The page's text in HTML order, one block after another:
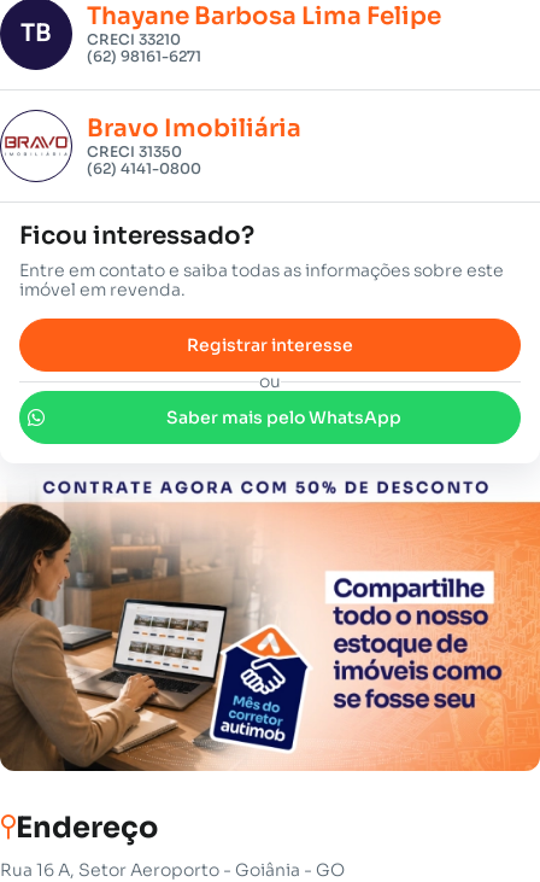
TB
Thayane Barbosa Lima Felipe
CRECI 33210
(62) 98161-6271
Bravo Imobiliária
CRECI 31350
(62) 4141-0800
Ficou interessado?
Entre em contato e saiba todas as informações sobre este
imóvel em revenda.
Registrar interesse
ou
Saber mais pelo WhatsApp
Endereço
Rua 16 A, Setor Aeroporto - Goiânia - GO